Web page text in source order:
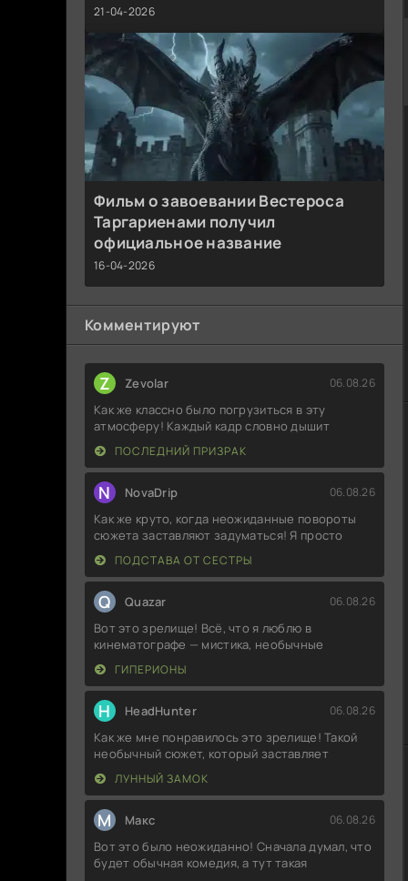
21-04-2026
Фильм о завоевании Вестероса
Таргариенами получил
официальное название
16-04-2026
Комментируют
Z Zevolar 06.08.26
Как же классно было погрузиться в эту
атмосферу! Каждый кадр словно дышит
ПОСЛЕДНИЙ ПРИЗРАК
N NovaDrip 06.08.26
Как же круто, когда неожиданные повороты
сюжета заставляют задуматься! Я просто
ПОДСТАВА ОТ СЕСТРЫ
Q Quazar 06.08.26
Вот это зрелище! Всё, что я люблю в
кинематографе — мистика, необычные
ГИПЕРИОНЫ
H HeadHunter 06.08.26
Как же мне понравилось это зрелище! Такой
необычный сюжет, который заставляет
ЛУННЫЙ ЗАМОК
М Макс 06.08.26
Вот это было неожиданно! Сначала думал, что
будет обычная комедия, а тут такая